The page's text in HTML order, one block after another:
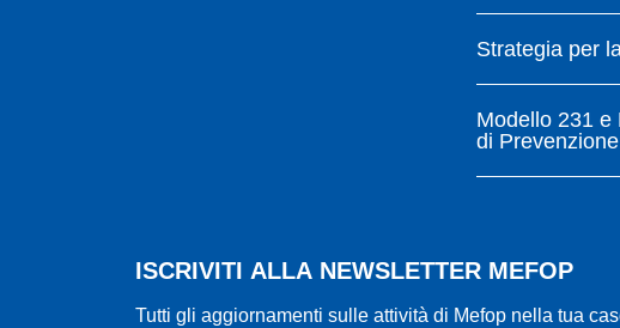
Strategia per
Modello 231 e
di
ISCRIVITI ALLA NEWSLETTER MEFOP
Tutti gli aggiornamenti sulle attività di Mefop nella tua